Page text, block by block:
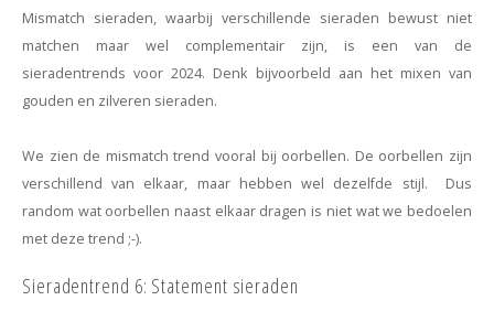
Mismatch sieraden, waarbij verschillende sieraden bewust niet
matchen maar wel complementair zijn, is een van de
sieradentrends voor 2024. Denk bijvoorbeld aan het mixen van
gouden en zilveren sieraden.
We zien de mismatch trend vooral bij oorbellen. De oorbellen zijn
verschillend van elkaar, maar hebben wel dezelfde stijl. Dus
random wat oorbellen naast elkaar dragen is niet wat we bedoelen
met deze trend ;-).
Sieradentrend 6: Statement sieraden